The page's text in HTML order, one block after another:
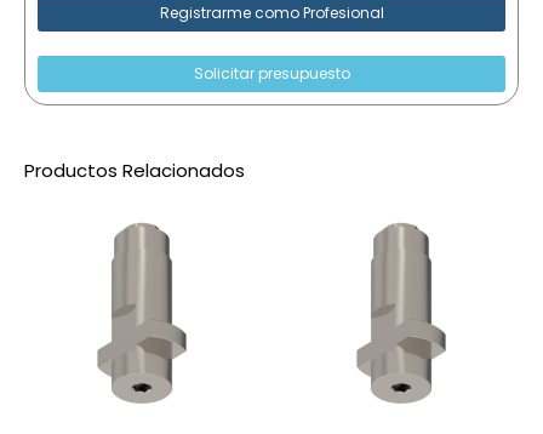
Registrarme como Profesional
Solicitar presupuesto
Productos Relacionados